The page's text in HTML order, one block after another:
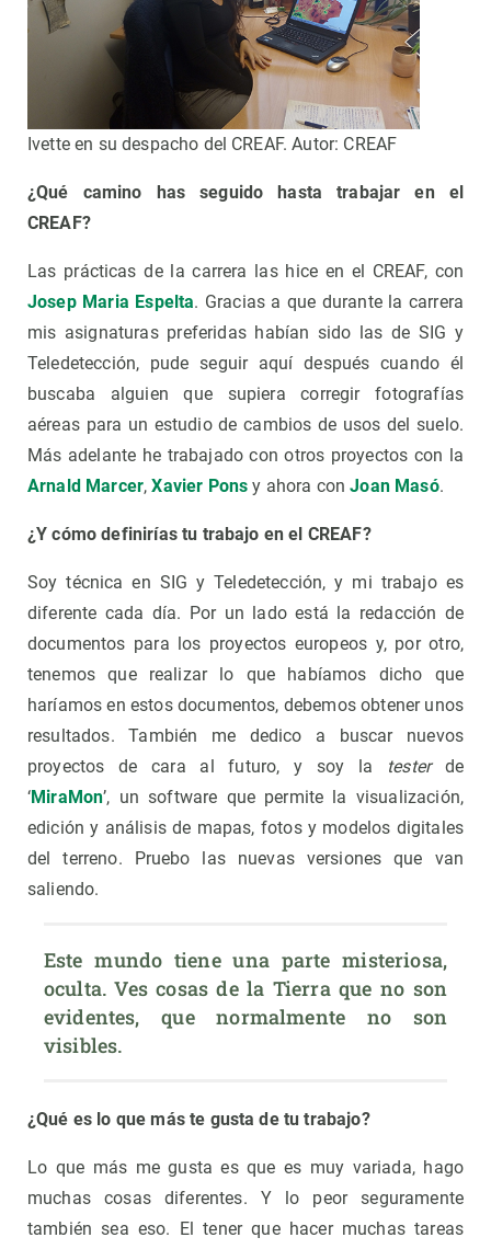
Ivette en su despacho del CREAF. Autor: CREAF
¿Qué camino has seguido hasta trabajar en el
CREAF?
Las prácticas de la carrera las hice en el CREAF, con
Josep Maria Espelta. Gracias a que durante la carrera
mis asignaturas preferidas habían sido las de SIG y
Teledetección, pude seguir aquí después cuando él
buscaba alguien que supiera corregir fotografías
aéreas para un estudio de cambios de usos del suelo.
Más adelante he trabajado con otros proyectos con la
Arnald Marcer,Xavier Pons y ahora conJoan Masó.
¿Y cómo definirías tu trabajo en el CREAF?
Soy técnica en SIG y Teledetección, y mi trabajo es
diferente cada día. Por un lado está la redacción de
documentos para los proyectos europeos y, por otro,
tenemos que realizar lo que habíamos dicho que
haríamos en estos documentos, debemos obtener unos
resultados. También me dedico a buscar nuevos
proyectos de cara al futuro, y soy la
testerde
‘MiraMon’, un software que permite la visualización,
edición y análisis de mapas, fotos y modelos digitales
del terreno. Pruebo las nuevas versiones que van
saliendo.
Este mundo tiene una parte misteriosa,
oculta. Ves cosas de la Tierra que no son
evidentes, que normalmente no son
visibles.
¿Qué es lo que más te gusta de tu trabajo?
Lo que más me gusta es que es muy variada, hago
muchas cosas diferentes. Y lo peor seguramente
también sea eso. El tener que hacer muchas tareas